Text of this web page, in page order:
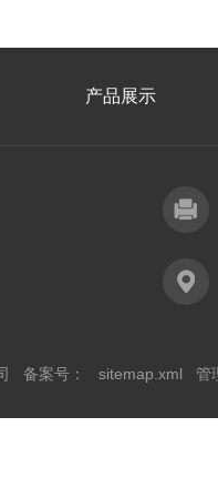
产品展示
备案号： sitemap.xml 管